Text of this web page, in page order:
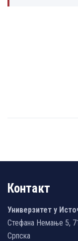
Контакт
Универзитет у
Стефана Немање 5,
Српска